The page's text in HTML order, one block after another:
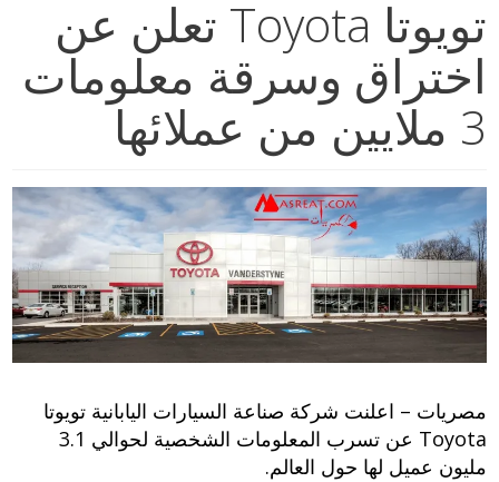
تويوتا Toyota تعلن عن
اختراق وسرقة معلومات
3 ملايين من عملائها
مصريات – اعلنت شركة صناعة السيارات اليابانية تويوتا
Toyota عن تسرب المعلومات الشخصية لحوالي 3.1
مليون عميل لها حول العالم.